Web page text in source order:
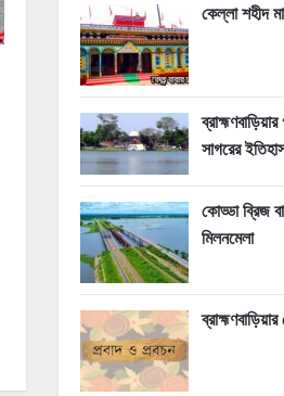
কেল্লা শহীদ
সাগরের
কোড্ডা ব্রিজ
মিলনমেলা